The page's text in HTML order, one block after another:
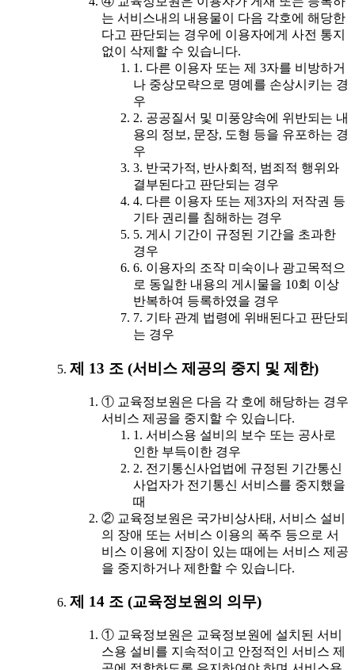
는 서비스내의 내용물이 다음 각호에 해당한
다고 판단되는 경우에 이용자에게 사전 통지
없이 삭제할 수 있습니다.
1. 다른 이용자 또는 제 3자를 비방하거
나 중상모략으로 명예를 손상시키는 경
우
2. 공공질서 및 미풍양속에 위반되는 내
용의 정보, 문장, 도형 등을 유포하는 경
우
3. 반국가적, 반사회적, 범죄적 행위와
결부된다고 판단되는 경우
4. 다른 이용자 또는 제3자의 저작권 등
기타 권리를 침해하는 경우
5. 게시 기간이 규정된 기간을 초과한
경우
6. 이용자의 조작 미숙이나 광고목적으
로 동일한 내용의 게시물을 10회 이상
반복하여 등록하였을 경우
7. 기타 관계 법령에 위배된다고 판단되
는 경우
제 13 조 (서비스 제공의 중지 및 제한)
① 교육정보원은 다음 각 호에 해당하는 경우
서비스 제공을 중지할 수 있습니다.
1. 서비스용 설비의 보수 또는 공사로
인한 부득이한 경우
2. 전기통신사업법에 규정된 기간통신
사업자가 전기통신 서비스를 중지했을
때
② 교육정보원은 국가비상사태, 서비스 설비
의 장애 또는 서비스 이용의 폭주 등으로 서
비스 이용에 지장이 있는 때에는 서비스 제공
을 중지하거나 제한할 수 있습니다.
제 14 조 (교육정보원의 의무)
① 교육정보원은 교육정보원에 설치된 서비
스용 설비를 지속적이고 안정적인 서비스 제